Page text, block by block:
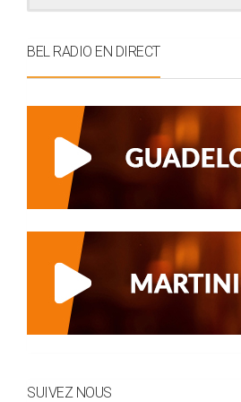
BEL RADIO EN DIRECT
SUIVEZ NOUS